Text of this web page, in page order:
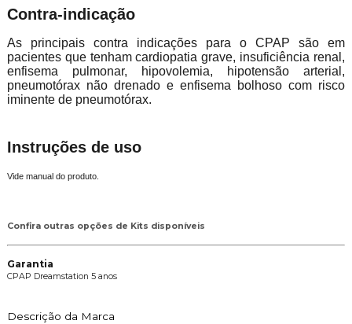
Contra-indicação
As principais contra indicações para o CPAP são em
pacientes que tenham cardiopatia grave, insuficiência renal,
enfisema pulmonar, hipovolemia, hipotensão arterial,
pneumotórax não drenado e enfisema bolhoso com risco
iminente de pneumotórax.
Instruções de uso
Vide manual do produto.
Confira outras opções de Kits disponíveis
Garantia
CPAP Dreamstation 5 anos
Descrição da Marca